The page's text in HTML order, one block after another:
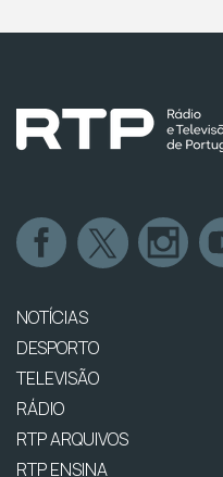
NOTÍCIAS
DESPORTO
TELEVISÃO
RÁDIO
RTP ARQUIVOS
RTP ENSINA